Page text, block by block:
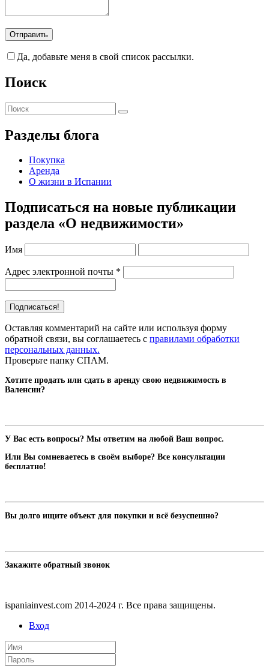
Да, добавьте меня в свой список рассылки.
Поиск
Разделы блога
Покупка
Аренда
О жизни в Испании
Подписаться на новые публикации
раздела «О недвижимости»
Имя
Адрес электронной почты *
Оставляя комментарий на сайте или используя форму
обратной связи, вы соглашаетесь с правилами обработки
персональных данных.
Проверьте папку СПАМ.
Хотите продать или сдать в аренду свою недвижимость в
Валенсии?
У Вас есть вопросы? Мы ответим на любой Ваш вопрос.
Или Вы сомневаетесь в своём выборе? Все консультации
бесплатно!
Вы долго ищите объект для покупки и всё безуспешно?
Закажите обратный звонок
ispaniainvest.com 2014-2024 г. Все права защищены.
Вход